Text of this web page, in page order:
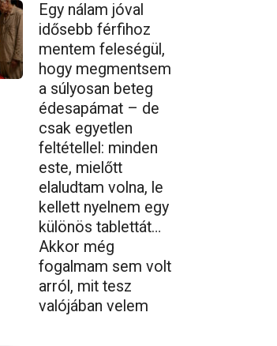
Egy nálam jóval
idősebb férfihoz
mentem feleségül,
hogy megmentsem
a súlyosan beteg
édesapámat – de
csak egyetlen
feltétellel: minden
este, mielőtt
elaludtam volna, le
kellett nyelnem egy
különös tablettát…
Akkor még
fogalmam sem volt
arról, mit tesz
valójában velem